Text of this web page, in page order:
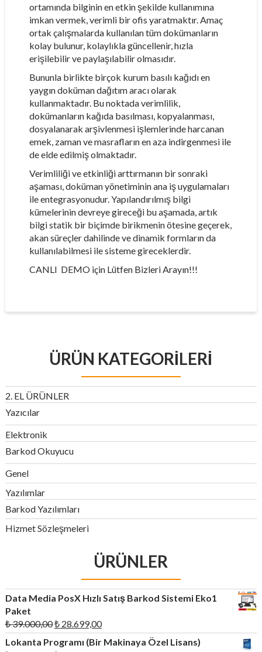
ortamında bilginin en etkin şekilde kullanımına
imkan vermek, verimli bir ofis yaratmaktır. Amaç
ortak çalışmalarda kullanılan tüm dokümanların
kolay bulunur, kolaylıkla güncellenir, hızla
erişilebilir ve paylaşılabilir olmasıdır.
Bununla birlikte birçok kurum basılı kağıdı en
yaygın doküman dağıtım aracı olarak
kullanmaktadır. Bu noktada verimlilik,
dokümanların kağıda basılması, kopyalanması,
dosyalanarak arşivlenmesi işlemlerinde harcanan
emek, zaman ve masrafların en aza indirgenmesi ile
de elde edilmiş olmaktadır.
Verimliliği ve etkinliği arttırmanın bir sonraki
aşaması, doküman yönetiminin ana iş uygulamaları
ile entegrasyonudur. Yapılandırılmış bilgi
kümelerinin devreye gireceği bu aşamada, artık
bilgi statik bir biçimde birikmenin ötesine geçerek,
akan süreçler dahilinde ve dinamik formların da
kullanılabilmesi ile sisteme gireceklerdir.
CANLI DEMO için Lütfen Bizleri Arayın!!!
ÜRÜN KATEGORILERI
2. EL ÜRÜNLER
Yazıcılar
Elektronik
Barkod Okuyucu
Genel
Yazılımlar
Barkod Yazılımları
Hizmet Sözleşmeleri
ÜRÜNLER
Data Media PosX Hızlı Satış Barkod Sistemi Eko1
Paket
₺39.000,00Orijinal
fiyat:
₺ 39.000,00.
₺28.699,00Şu
andaki
fiyat:
Lokanta Programı (Bir Makinaya Özel Lisans)